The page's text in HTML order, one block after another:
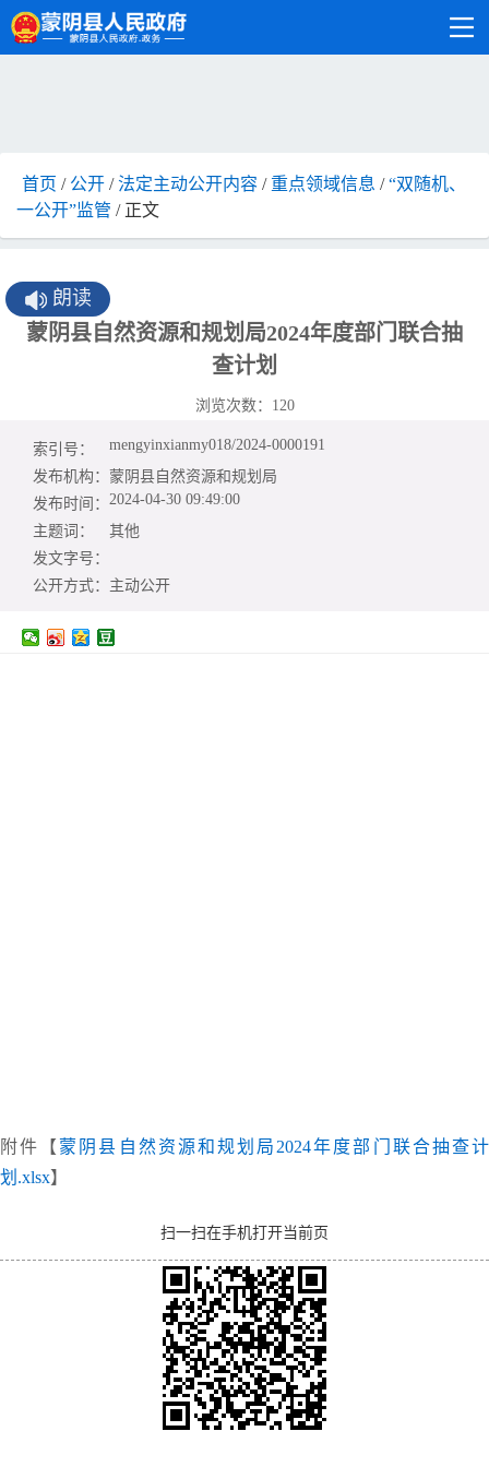
首页 / 公开 /法定主动公开内容 / 重点领域信息 /“双随机、
一公开”监管 / 正文
朗读
蒙阴县自然资源和规划局2024年度部门联合抽
查计划
浏览次数： 120
索引号：
mengyinxianmy018/2024-0000191
发布机构： 蒙阴县自然资源和规划局
发布时间： 2024-04-30 09:49:00
主题词：
其他
发文字号：
公开方式： 主动公开
附件【 蒙阴县自然资源和规划局2024年度部门联合抽查计
划.xlsx】
扫一扫在手机打开当前页